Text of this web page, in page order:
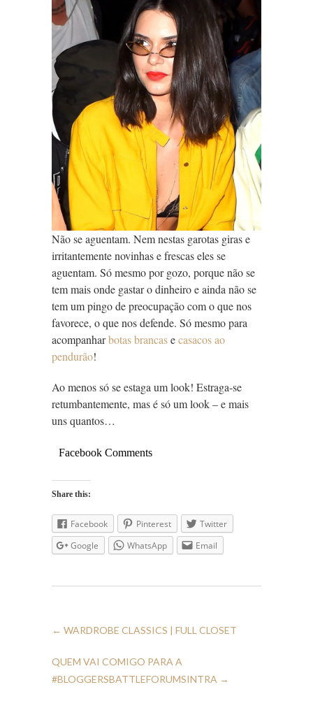
Não se aguentam. Nem nestas garotas giras e
irritantemente novinhas e frescas eles se
aguentam. Só mesmo por gozo, porque não se
tem mais onde gastar o dinheiro e ainda não se
tem um pingo de preocupação com o que nos
favorece, o que nos defende. Só mesmo para
acompanharbotas brancasecasacos ao
pendurão!
Ao menos só se estaga um look! Estraga-se
retumbantemente, mas é só um look – e mais
uns quantos…
Facebook Comments
Share this:
Facebook Pinterest
Twitter
Google
WhatsApp Email
← WARDROBE CLASSICS | FULL CLOSET
QUEM VAI COMIGO PARA A
#BLOGGERSBATTLEFORUMSINTRA →